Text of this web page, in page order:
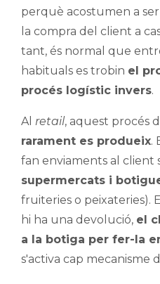
perquè acostumen a
la compra del client a
tant, és normal que
habituals es trobin el
procés logístic invers.
Al retail, aquest procés
rarament es produeix.
fan enviaments al client
supermercats i
fruiteries o peixateries).
hi ha una devolució, el
a la botiga per fer-la
s'activa cap mecanisme